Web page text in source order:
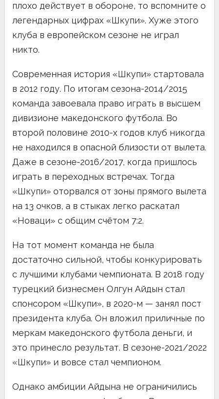
плохо действует в обороне, то вспомните о
легендарных цифрах «Шкупи». Хуже этого
клуба в европейском сезоне не играл
никто.
Современная история «Шкупи» стартовала
в 2012 году. По итогам сезона-2014/2015
команда завоевала право играть в высшем
дивизионе македонского футбола. Во
второй половине 2010-х годов клуб никогда
не находился в опасной близости от вылета.
Даже в сезоне-2016/2017, когда пришлось
играть в переходных встречах. Тогда
«Шкупи» оторвался от зоны прямого вылета
на 13 очков, а в стыках легко раскатал
«Новаци» с общим счётом 7:2.
На тот момент команда не была
достаточно сильной, чтобы конкурировать
с лучшими клубами чемпионата. В 2018 году
турецкий бизнесмен Олгун Айдын стал
спонсором «Шкупи», в 2020-м — занял пост
президента клуба. Он вложил приличные по
меркам македонского футбола деньги, и
это принесло результат. В сезоне-2021/2022
«Шкупи» и вовсе стал чемпионом.
Однако амбиции Айдына не ограничились